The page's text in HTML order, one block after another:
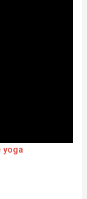
yoga